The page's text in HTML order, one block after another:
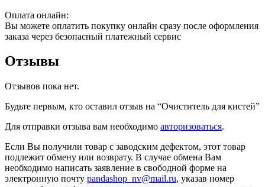
Оплата онлайн:
Вы можете оплатить покупку онлайн сразу после оформления
заказа через безопасный платежный сервис
Отзывы
Отзывов пока нет.
Будьте первым, кто оставил отзыв на “Очиститель для кистей”
Для отправки отзыва вам необходимо авторизоваться.
Если Вы получили товар с заводским дефектом, этот товар
подлежит обмену или возврату. В случае обмена Вам
необходимо написать заявление в свободной форме на
электронную почту pandashop_nv@mail.ru, указав номер